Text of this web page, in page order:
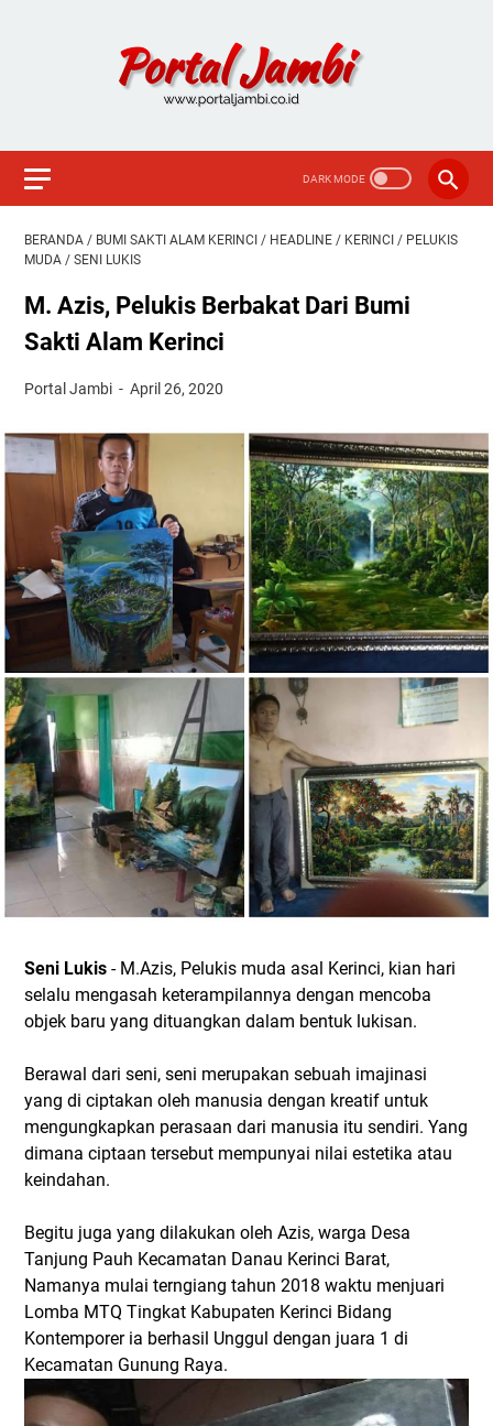
BERANDA / BUMI SAKTI ALAM KERINCI / HEADLINE / KERINCI / PELUKIS
MUDA / SENI LUKIS
M. Azis, Pelukis Berbakat Dari Bumi
Sakti Alam Kerinci
Portal Jambi April 26, 2020
Seni Lukis - M.Azis, Pelukis muda asal Kerinci, kian hari
selalu mengasah keterampilannya dengan mencoba
objek baru yang dituangkan dalam bentuk lukisan.
Berawal dari seni, seni merupakan sebuah imajinasi
yang di ciptakan oleh manusia dengan kreatif untuk
mengungkapkan perasaan dari manusia itu sendiri. Yang
dimana ciptaan tersebut mempunyai nilai estetika atau
keindahan.
Begitu juga yang dilakukan oleh Azis, warga Desa
Tanjung Pauh Kecamatan Danau Kerinci Barat,
Namanya mulai terngiang tahun 2018 waktu menjuari
Lomba MTQ Tingkat Kabupaten Kerinci Bidang
Kontemporer ia berhasil Unggul dengan juara 1 di
Kecamatan Gunung Raya.